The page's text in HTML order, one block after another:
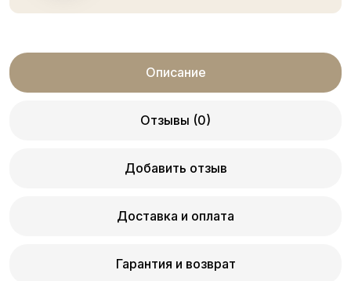
Описание
Отзывы (0)
Добавить отзыв
Доставка и оплата
Гарантия и возврат